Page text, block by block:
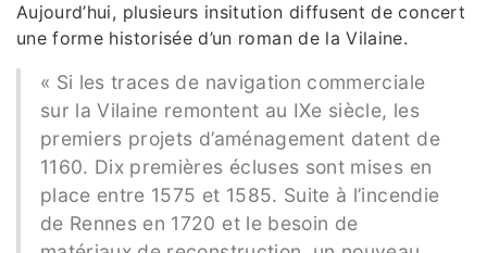
Aujourd’hui, plusieurs insitution diffusent de concert
une forme historisée d’un roman de la Vilaine.
« Si les traces de navigation commerciale
sur la Vilaine remontent au IXe siècle, les
premiers projets d’aménagement datent de
1160. Dix premières écluses sont mises en
place entre 1575 et 1585. Suite à l’incendie
de Rennes en 1720 et le besoin de